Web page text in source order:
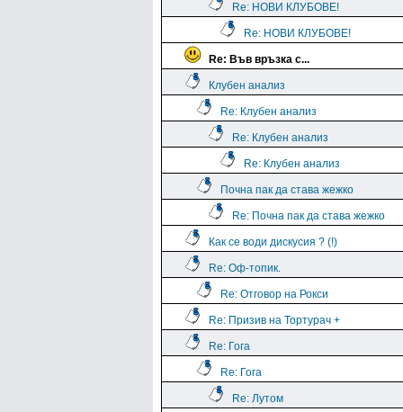
Re: НОВИ КЛУБОВЕ!
Re: НОВИ КЛУБОВЕ!
Re: Във връзка с...
Клубен анализ
Re: Клубен анализ
Re: Клубен анализ
Re: Клубен анализ
Почна пак да става жежко
Re: Почна пак да става жежко
Как се води дискусия ? (!)
Re: Оф-топик.
Re: Отговор на Рокси
Re: Призив на Тортурач +
Re: Гога
Re: Гога
Re: Лутом